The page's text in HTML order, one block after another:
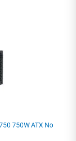
750W ATX No